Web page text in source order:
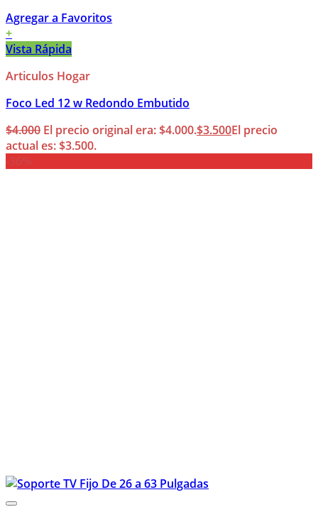
Agregar a Favoritos
+
Vista Rápida
Articulos Hogar
Foco Led 12 w Redondo Embutido
$4.000 El precio original era: $4.000.$3.500El precio
actual es: $3.500.